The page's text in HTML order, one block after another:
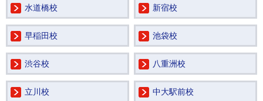
水道橋校 新宿校
早稲田校 池袋校
渋谷校 八重洲校
立川校 中大駅前校